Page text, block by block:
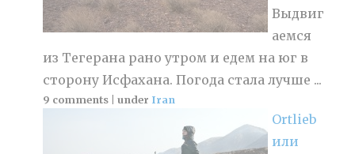
Выдвиг
аемся
из Тегерана рано утром и едем на юг в
сторону Исфахана. Погода стала лучше ...
9 comments |under Iran
Ortlieb
или